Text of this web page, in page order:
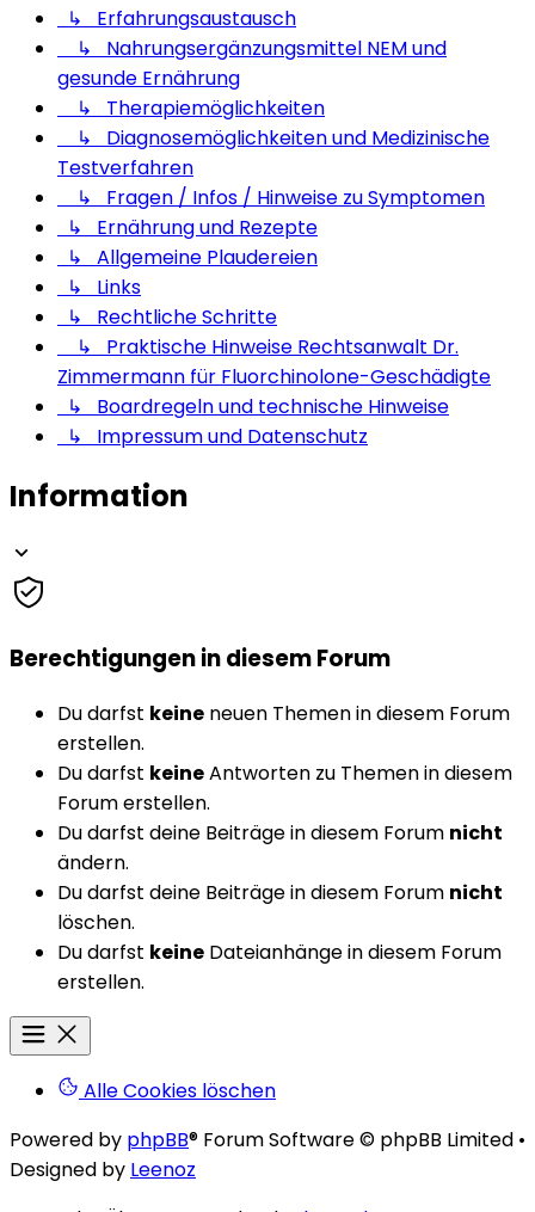
↳ Erfahrungsaustausch
↳ Nahrungsergänzungsmittel NEM und
gesunde Ernährung
↳ Therapiemöglichkeiten
↳ Diagnosemöglichkeiten und Medizinische
Testverfahren
↳ Fragen / Infos / Hinweise zu Symptomen
↳ Ernährung und Rezepte
↳ Allgemeine Plaudereien
↳ Links
↳ Rechtliche Schritte
↳ Praktische Hinweise Rechtsanwalt Dr.
Zimmermann für Fluorchinolone-Geschädigte
↳ Boardregeln und technische Hinweise
↳ Impressum und Datenschutz
Information
Berechtigungen in diesem Forum
Du darfst keine neuen Themen in diesem Forum
erstellen.
Du darfst keineAntworten zu Themen in diesem
Forum erstellen.
Du darfst deine Beiträge in diesem Forum nicht
ändern.
Du darfst deine Beiträge in diesem Forum nicht
löschen.
Du darfst keine Dateianhänge in diesem Forum
erstellen.
Alle Cookies löschen
Powered by phpBB® Forum Software © phpBB Limited •
Designed by Leenoz